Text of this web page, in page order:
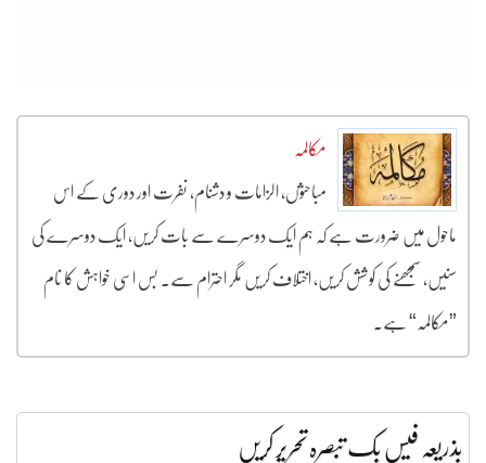
مکالمہ
مباحثوں، الزامات و دشنام، نفرت اور دوری کے اس
ماحول میں ضرورت ہے کہ ہم ایک دوسرے سے بات کریں، ایک دوسرے کی
سنیں، سمجھنے کی کوشش کریں، اختلاف کریں مگر احترام سے۔ بس اسی خواہش کا نام
”مکالمہ“ ہے۔
بذریعہ فیس بک تبصرہ تحریر کریں